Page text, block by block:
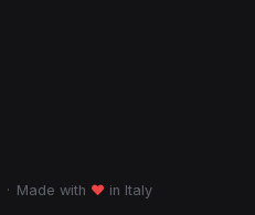
· Made with ♥ in Italy